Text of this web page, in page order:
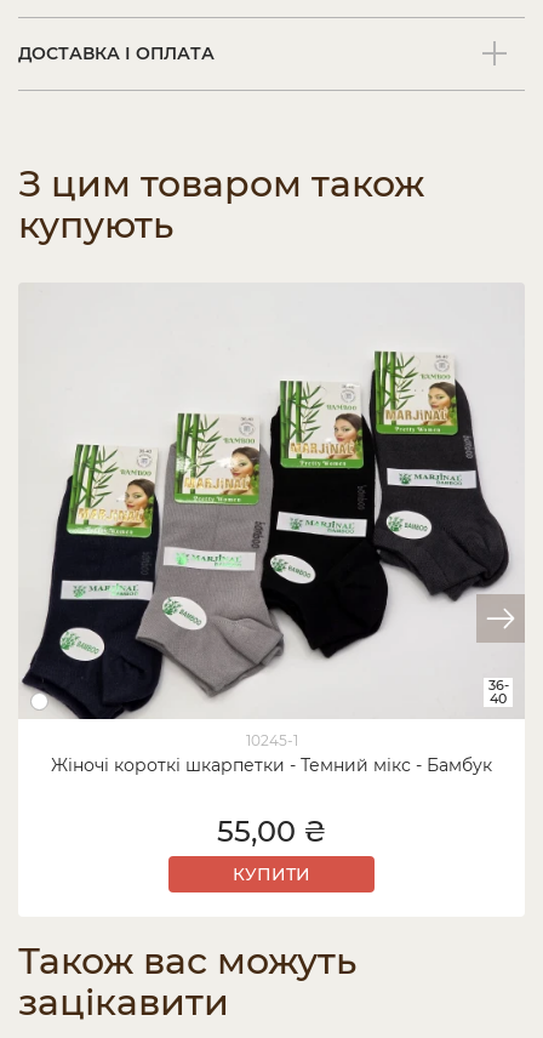
ДОСТАВКА І ОПЛАТА
З цим товаром також
купують
10245-1
Жіночі короткі шкарпетки - Темний мікс - Бамбук
36-
40
55,00 ₴
КУПИТИ
Також вас можуть
зацікавити